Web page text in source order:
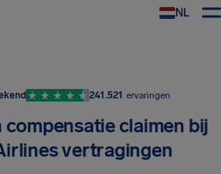
NL
241.521 ervaringen
compensatie claimen bij
vertragingen